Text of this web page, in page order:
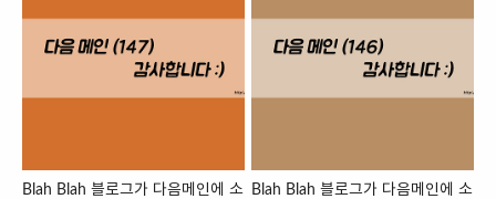
Blah Blah 블로그가 다음메인에 소
Blah Blah 블로그가 다음메인에 소